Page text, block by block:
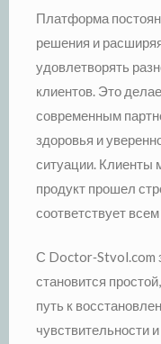
Платформа
решения и
удовлетворять
клиентов. Это
современным
здоровья и
ситуации. Клиенты
продукт прошел
соответствует
С Doctor‑Stvol.com
становится
путь к
чувствительности